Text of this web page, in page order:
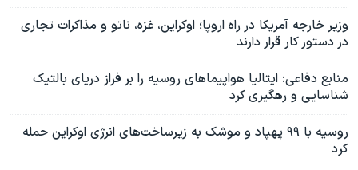
وزیر خارجه آمریکا در راه اروپا؛ اوکراین، غزه، ناتو و مذاکرات تجاری
در دستور کار قرار دارند
منابع دفاعی: ایتالیا هواپیماهای روسیه را بر فراز دریای بالتیک
شناسایی و رهگیری کرد
روسیه با ۹۹ پهپاد و موشک به زیرساخت‌های انرژی اوکراین حمله
کرد